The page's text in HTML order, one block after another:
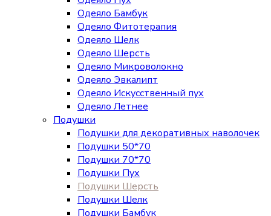
Одеяло Бамбук
Одеяло Фитотерапия
Одеяло Шелк
Одеяло Шерсть
Одеяло Микроволокно
Одеяло Эвкалипт
Одеяло Искусственный пух
Одеяло Летнее
Подушки
Подушки для декоративных наволочек
Подушки 50*70
Подушки 70*70
Подушки Пух
Подушки Шерсть
Подушки Шелк
Подушки Бамбук